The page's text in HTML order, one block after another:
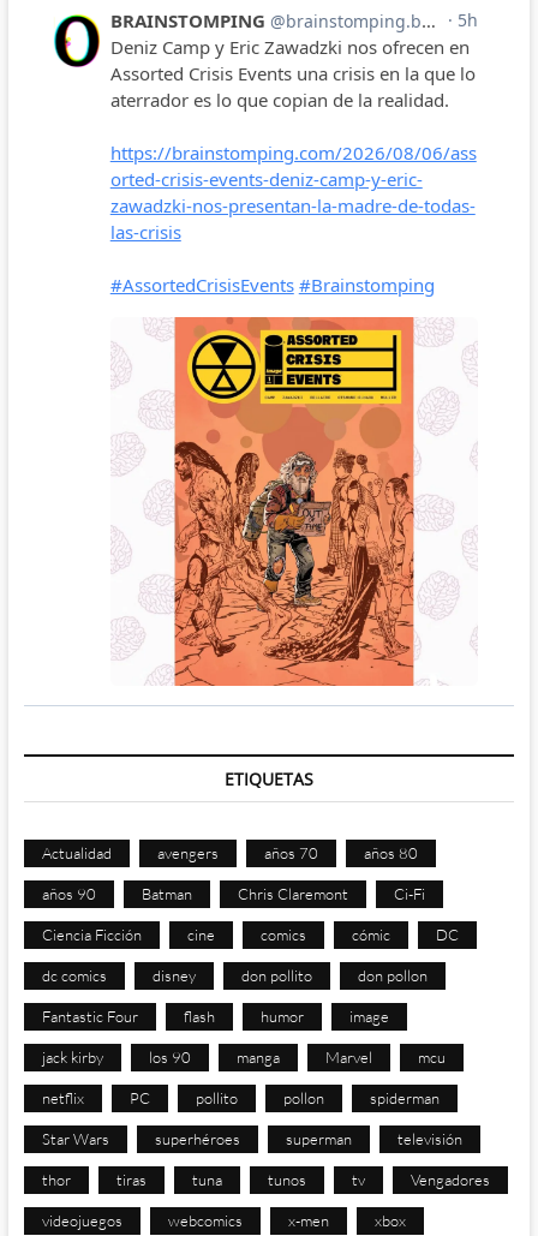
ETIQUETAS
Actualidad avengers años 70 años 80
años 90 Batman Chris Claremont Ci-Fi
Ciencia Ficción cine comics cómic DC
dc comics disney don pollito don pollon
Fantastic Four flash humor image
jack kirby los 90 manga Marvel mcu
netflix PC pollito pollon spiderman
Star Wars superhéroes superman televisión
thor tiras tuna tunos tv Vengadores
videojuegos webcomics x-men xbox